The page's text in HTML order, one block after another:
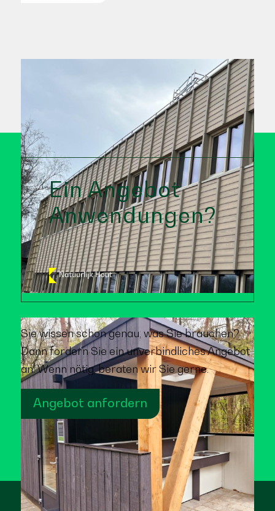
Ein Angebot
Anwendungen?
Sie wissen schon genau, was Sie brauchen?
Dann fordern Sie ein unverbindliches Angebot
an. Wenn nötig, beraten wir Sie gerne.
Angebot anfordern